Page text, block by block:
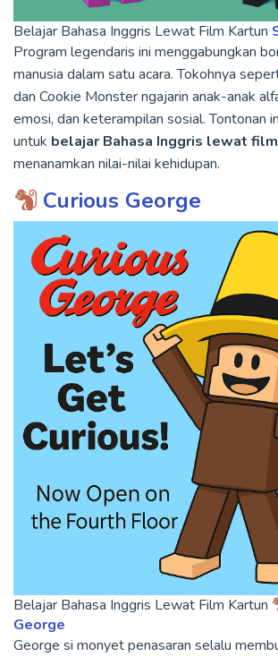
Belajar Bahasa Inggris Lewat Film Kartun
Program legendaris ini menggabungkan
manusia dalam satu acara. Tokohnya
dan Cookie Monster ngajarin anak-anak
emosi, dan keterampilan sosial. Tontonan
untuk belajar Bahasa Inggris lewat
menanamkan nilai-nilai kehidupan.
Curious George
Belajar Bahasa Inggris Lewat Film Kartun
George
George si monyet penasaran selalu